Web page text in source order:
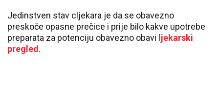
Jedinstven stav cljekara je da se obavezno
preskoče opasne prečice i prije bilo kakve upotrebe
preparata za potenciju obavezno obavi ljekarski
pregled.